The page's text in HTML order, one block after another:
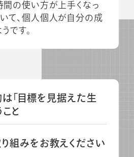
間の使い方が上手くなっ
て、個人個人が自分の成
です。
「目標を見据えた生
と
組みをお教えください